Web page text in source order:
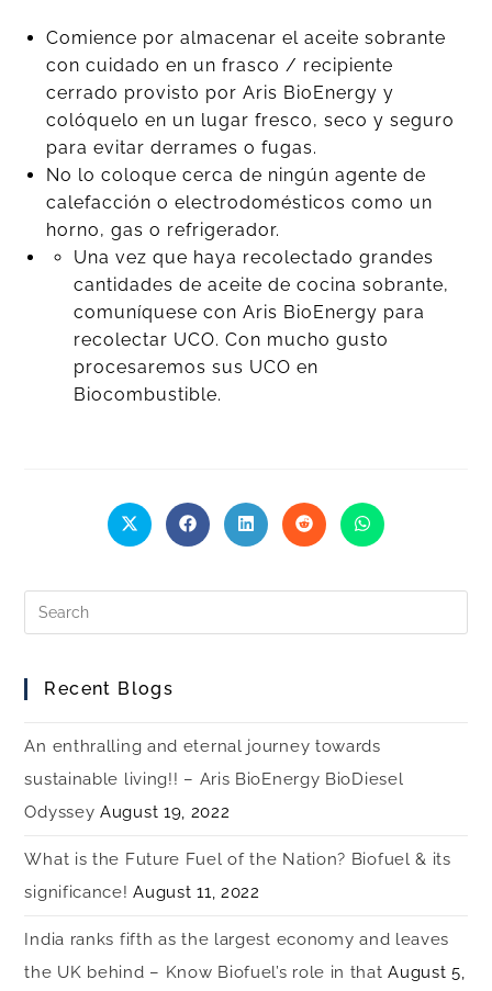
Comience por almacenar el aceite sobrante
con cuidado en un frasco / recipiente
cerrado provisto por Aris BioEnergy y
colóquelo en un lugar fresco, seco y seguro
para evitar derrames o fugas.
No lo coloque cerca de ningún agente de
calefacción o electrodomésticos como un
horno, gas o refrigerador.
Una vez que haya recolectado grandes
cantidades de aceite de cocina sobrante,
comuníquese con Aris BioEnergy para
recolectar UCO. Con mucho gusto
procesaremos sus UCO en
Biocombustible.
Recent Blogs
An enthralling and eternal journey towards
sustainable living!! – Aris BioEnergy BioDiesel
Odyssey August 19, 2022
What is the Future Fuel of the Nation? Biofuel & its
significance! August 11, 2022
India ranks fifth as the largest economy and leaves
the UK behind – Know Biofuel’s role in that August 5,